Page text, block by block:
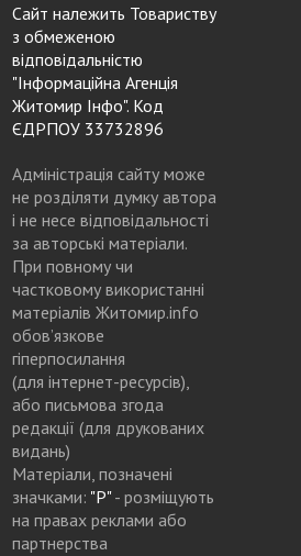
Сайт належить Товариству
з обмеженою
відповідальністю
"Інформаційна Агенція
Житомир Інфо". Код
ЄДРПОУ 33732896
Адміністрація сайту може
не розділяти думку автора
і не несе відповідальності
за авторські матеріали.
При повному чи
частковому використанні
матеріалів Житомир.info
обов’язкове
гіперпосилання
(для інтернет-ресурсів),
або письмова згода
редакції (для друкованих
видань)
Матеріали, позначені
значками: "Р"- розміщують
на правах реклами або
партнерства